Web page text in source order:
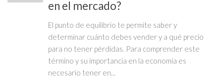
en el mercado?
El punto de equilibrio te permite saber y
determinar cuánto debes vender y a qué precio
para no tener pérdidas. Para comprender este
término y su importancia en la economía es
necesario tener en...